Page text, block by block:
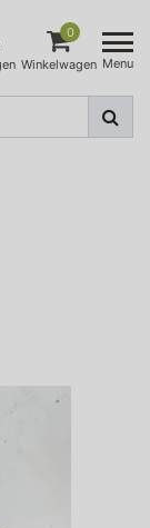
0
Winkelwagen Menu